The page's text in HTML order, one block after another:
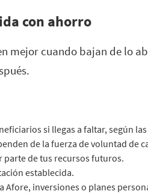
con ahorro
mejor cuando bajan de lo
si llegas a faltar, según
de la fuerza de voluntad de
de tus recursos futuros.
establecida.
inversiones o planes